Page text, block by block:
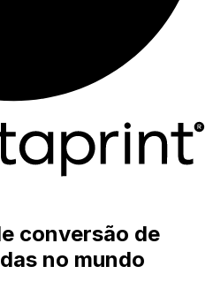
conversão de
no mundo